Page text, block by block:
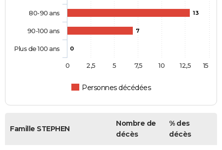
13
7
0
Personnes décédées
80-90 ans
90-100 ans
Plus de 100 ans
0 2,5 5 7,5 10 12,5 15
Famille STEPHEN
Nombre de
décès
% des
décès